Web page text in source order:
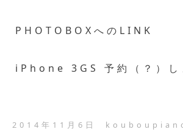
PHOTOBOXへのLINK
iPhone 3GS 予約（？）し
2014年11月6日